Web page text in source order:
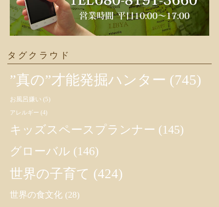
タグクラウド
”真の”才能発掘ハンター (745)
お風呂嫌い (5)
アレルギー (4)
キッズスペースプランナー (145)
グローバル (146)
世界の子育て (424)
世界の食文化 (28)